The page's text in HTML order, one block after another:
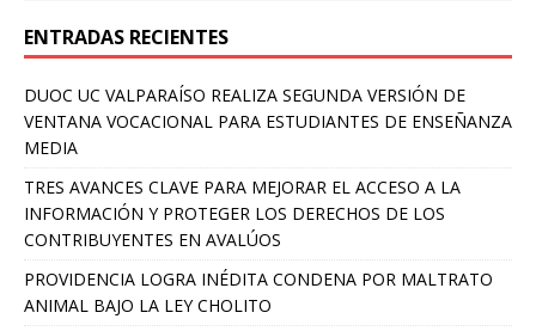
ENTRADAS RECIENTES
DUOC UC VALPARAÍSO REALIZA SEGUNDA VERSIÓN DE
VENTANA VOCACIONAL PARA ESTUDIANTES DE ENSEÑANZA
MEDIA
TRES AVANCES CLAVE PARA MEJORAR EL ACCESO A LA
INFORMACIÓN Y PROTEGER LOS DERECHOS DE LOS
CONTRIBUYENTES EN AVALÚOS
PROVIDENCIA LOGRA INÉDITA CONDENA POR MALTRATO
ANIMAL BAJO LA LEY CHOLITO